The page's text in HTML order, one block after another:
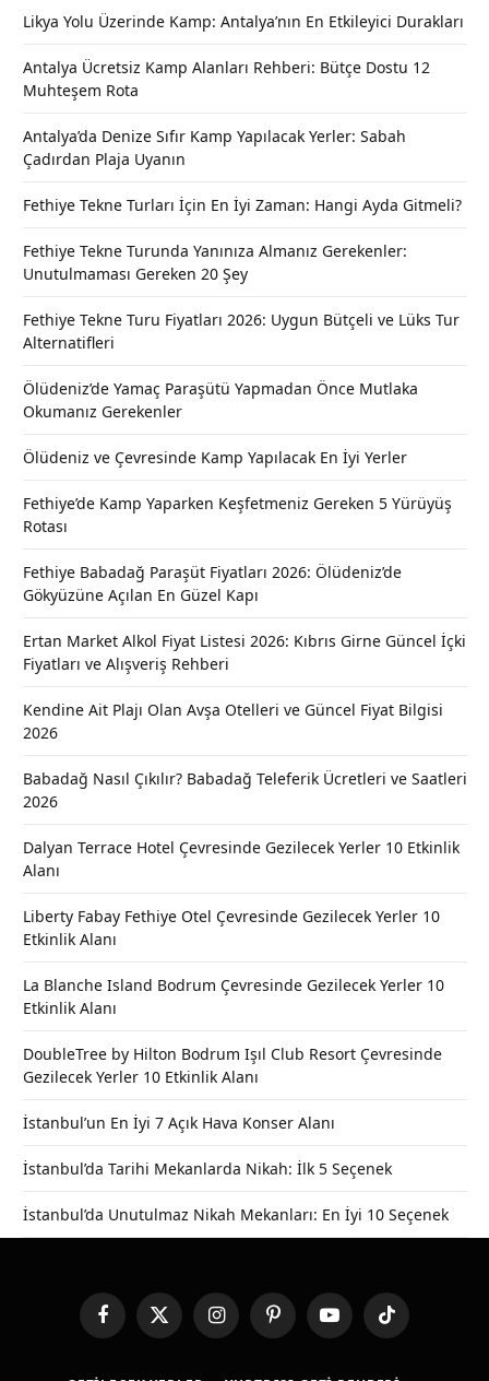
Likya Yolu Üzerinde Kamp: Antalya’nın En Etkileyici Durakları
Antalya Ücretsiz Kamp Alanları Rehberi: Bütçe Dostu 12
Muhteşem Rota
Antalya’da Denize Sıfır Kamp Yapılacak Yerler: Sabah
Çadırdan Plaja Uyanın
Fethiye Tekne Turları İçin En İyi Zaman: Hangi Ayda Gitmeli?
Fethiye Tekne Turunda Yanınıza Almanız Gerekenler:
Unutulmaması Gereken 20 Şey
Fethiye Tekne Turu Fiyatları 2026: Uygun Bütçeli ve Lüks Tur
Alternatifleri
Ölüdeniz’de Yamaç Paraşütü Yapmadan Önce Mutlaka
Okumanız Gerekenler
Ölüdeniz ve Çevresinde Kamp Yapılacak En İyi Yerler
Fethiye’de Kamp Yaparken Keşfetmeniz Gereken 5 Yürüyüş
Rotası
Fethiye Babadağ Paraşüt Fiyatları 2026: Ölüdeniz’de
Gökyüzüne Açılan En Güzel Kapı
Ertan Market Alkol Fiyat Listesi 2026: Kıbrıs Girne Güncel İçki
Fiyatları ve Alışveriş Rehberi
Kendine Ait Plajı Olan Avşa Otelleri ve Güncel Fiyat Bilgisi
2026
Babadağ Nasıl Çıkılır? Babadağ Teleferik Ücretleri ve Saatleri
2026
Dalyan Terrace Hotel Çevresinde Gezilecek Yerler 10 Etkinlik
Alanı
Liberty Fabay Fethiye Otel Çevresinde Gezilecek Yerler 10
Etkinlik Alanı
La Blanche Island Bodrum Çevresinde Gezilecek Yerler 10
Etkinlik Alanı
DoubleTree by Hilton Bodrum Işıl Club Resort Çevresinde
Gezilecek Yerler 10 Etkinlik Alanı
İstanbul’un En İyi 7 Açık Hava Konser Alanı
İstanbul’da Tarihi Mekanlarda Nikah: İlk 5 Seçenek
İstanbul’da Unutulmaz Nikah Mekanları: En İyi 10 Seçenek
FacebookX
(Twitter)
InstagramPinterestYouTubeTikTok